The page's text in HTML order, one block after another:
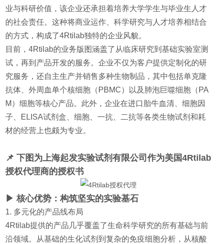
业与科研价值，该企业还承担着培养大学学生与毕业生人才
的社会责任。这种将商业运作、科学研究与人才培养相结合
的方式，构成了4Rtilab独特的企业风貌。
目前，4Rtilab的业务版图涵盖了从临床研究到基础实验室测
试，再到产品开发的服务。企业不仅为客户提供定制化的研
究服务，还自主生产并销售多种生物制品，其中包括单克隆
抗体、外周血单个核细胞（PBMC）以及肺泡巨噬细胞（PA
M）细胞等核心产品。此外，企业在进口胎牛血清、细胞因
子、ELISA试剂盒、细胞、一抗、二抗等各类生物试剂和耗
材的经营上也颇为专业。
📌 下图为上海起发实验试剂有限公司作为美国4Rtilab
授权代理商的授权书
▶ 核心优势：构筑坚实的实验基石
1. 多元化的产品线布局
4Rtilab提供的产品几乎覆盖了生命科学研究的所有基础与前
沿领域。从基础的生化试剂到复杂的免疫细胞分析，从核酸